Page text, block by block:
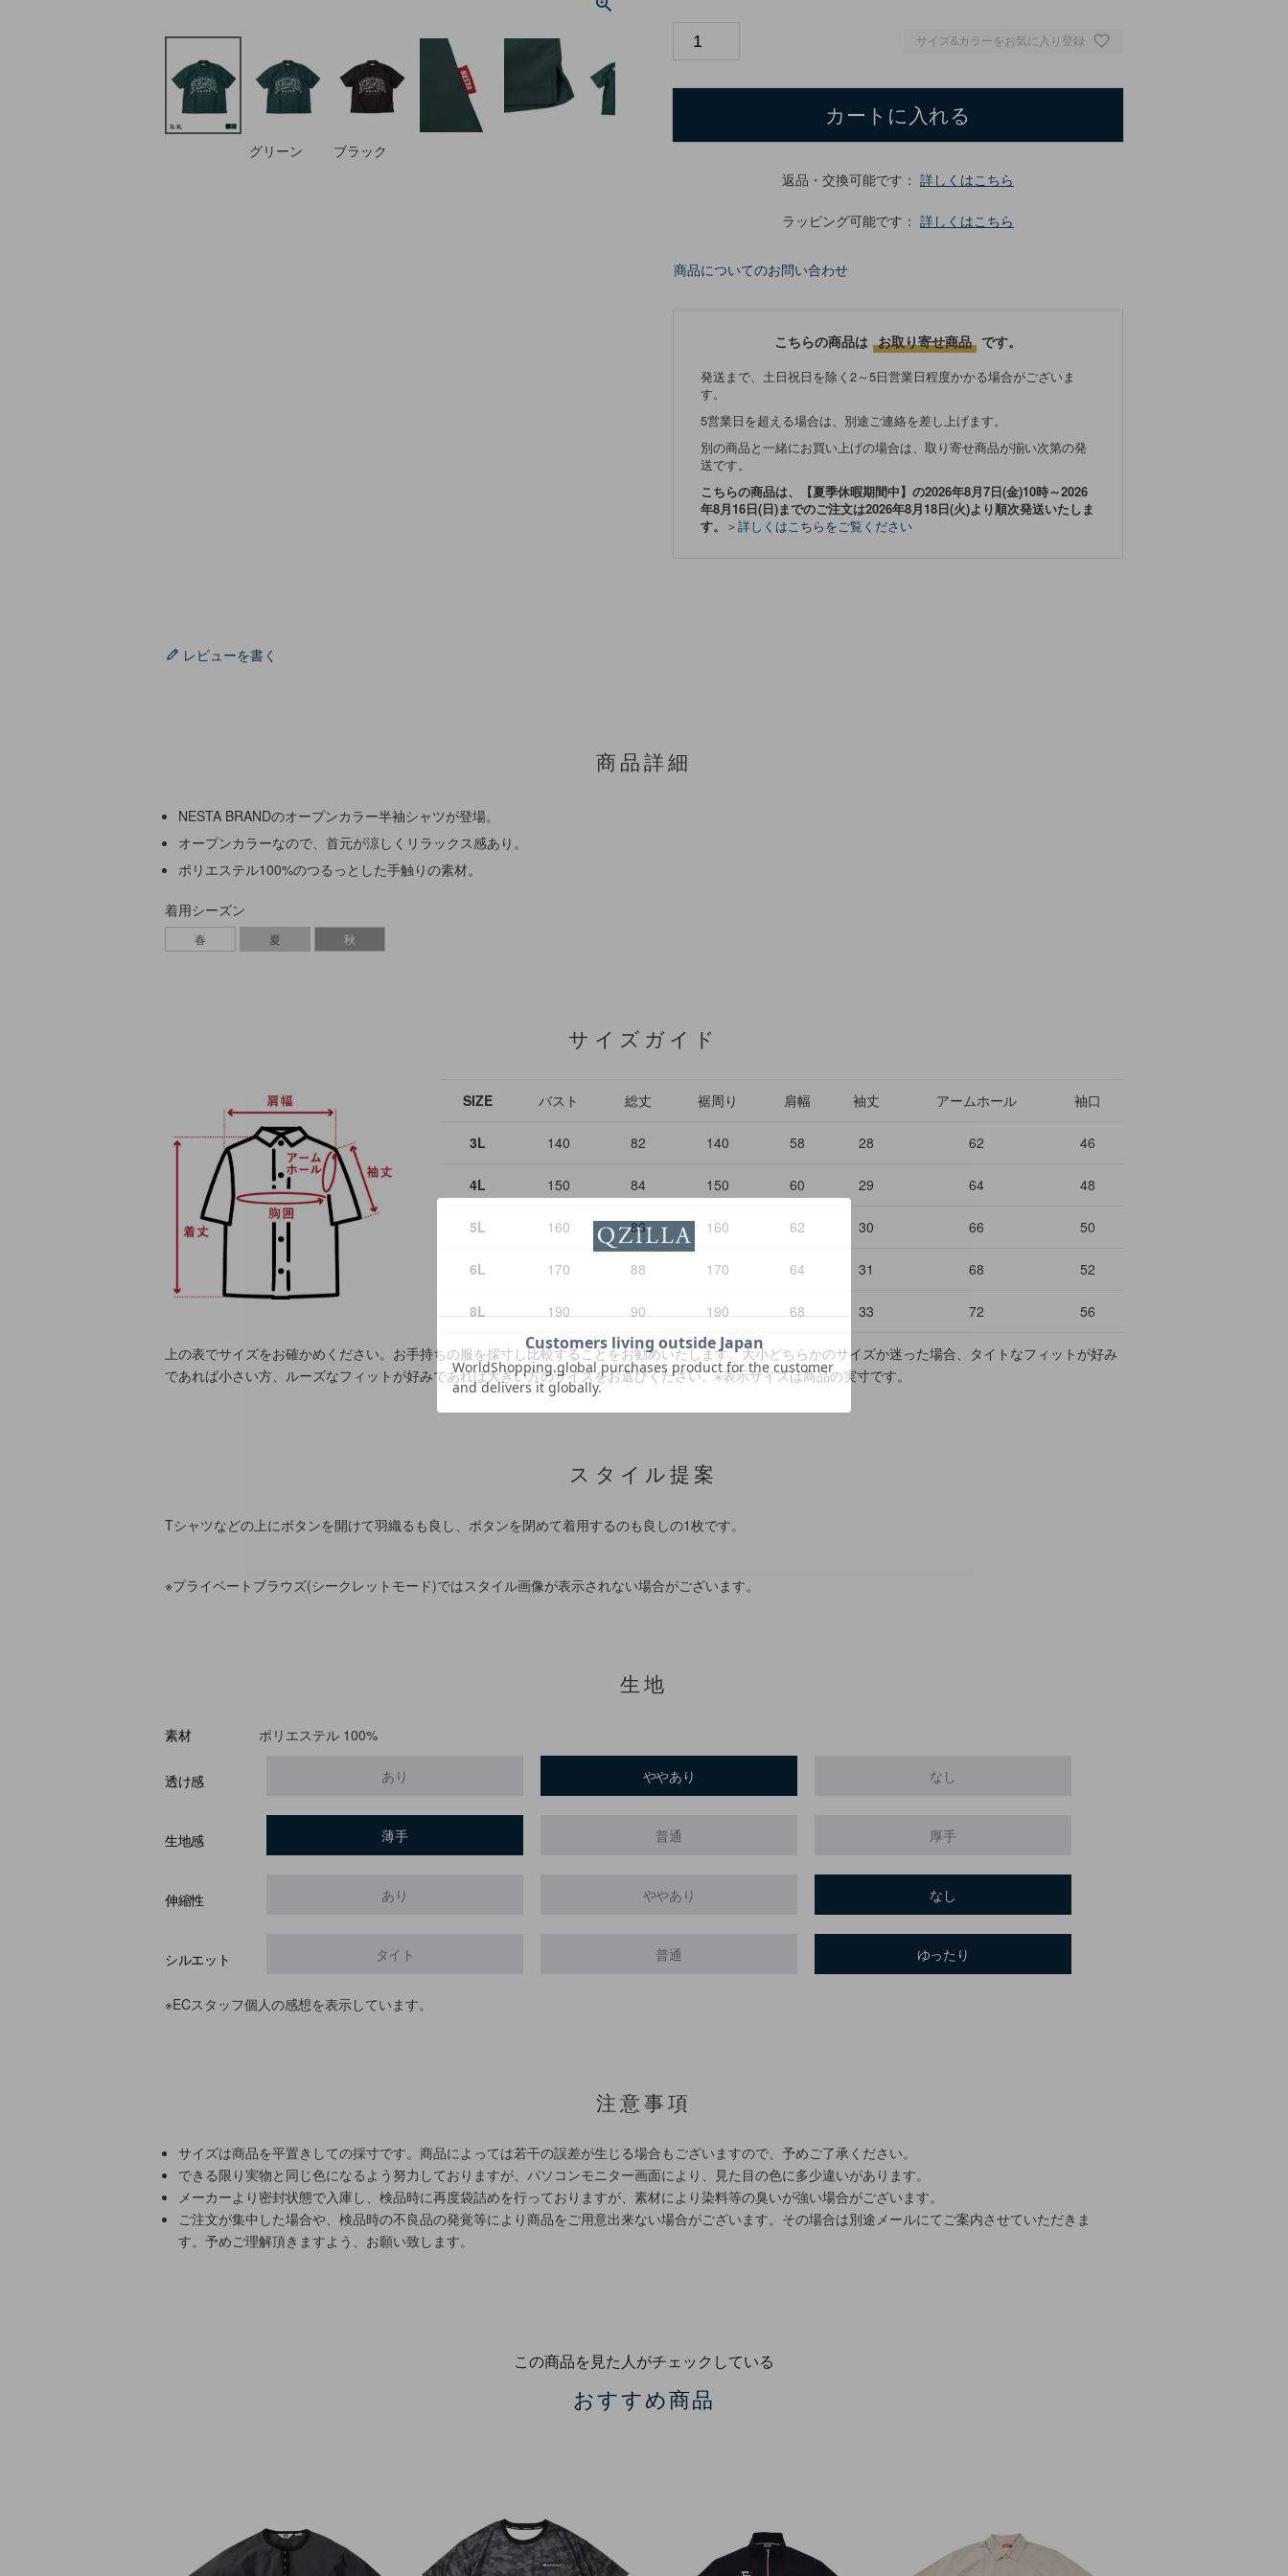
グリーン ブラック
サイズ&カラーをお気に入り登録
カートに入れる
返品・交換可能です： 詳しくはこちら
ラッピング可能です： 詳しくはこちら
商品についてのお問い合わせ
こちらの商品は お取り寄せ商品 です。
発送まで、土日祝日を除く2～5日営業日程度かかる場合がございま
す。
5営業日を超える場合は、別途ご連絡を差し上げます。
別の商品と一緒にお買い上げの場合は、取り寄せ商品が揃い次第の発
送です。
こちらの商品は、【夏季休暇期間中】の2026年8月7日(金)10時～2026
年8月16日(日)までのご注文は2026年8月18日(火)より順次発送いたしま
す。 ＞詳しくはこちらをご覧ください
レビューを書く
商品詳細
NESTA BRANDのオープンカラー半袖シャツが登場。
オープンカラーなので、首元が涼しくリラックス感あり。
ポリエステル100%のつるっとした手触りの素材。
着用シーズン
春 夏 秋
サイズガイド
SIZE バスト 総丈 裾周り 肩幅 袖丈 アームホール 袖口
3L 140 82 140 58 28 62 46
4L 150 84 150 60 29 64 48
5L 160 86 160 62 30 66 50
6L 170 88 170 64 31 68 52
8L 190 90 190 68 33 72 56
上の表でサイズをお確かめください。お手持ちの服を採寸し比較することをお勧めいたします。大小どちらかのサイズか迷った場合、タイトなフィットが好み
であれば小さい方、ルーズなフィットが好みであれば大きい方のサイズをお選びください。※表示サイズは商品の実寸です。
スタイル提案
Tシャツなどの上にボタンを開けて羽織るも良し、ボタンを閉めて着用するのも良しの1枚です。
※プライベートブラウズ(シークレットモード)ではスタイル画像が表示されない場合がございます。
生地
素材 ポリエステル 100%
透け感 あり ややあり なし
生地感 薄手 普通 厚手
伸縮性 あり ややあり なし
シルエット タイト 普通 ゆったり
※ECスタッフ個人の感想を表示しています。
注意事項
サイズは商品を平置きしての採寸です。商品によっては若干の誤差が生じる場合もございますので、予めご了承ください。
できる限り実物と同じ色になるよう努力しておりますが、パソコンモニター画面により、見た目の色に多少違いがあります。
メーカーより密封状態で入庫し、検品時に再度袋詰めを行っておりますが、素材により染料等の臭いが強い場合がございます。
ご注文が集中した場合や、検品時の不良品の発覚等により商品をご用意出来ない場合がございます。その場合は別途メールにてご案内させていただきま
す。予めご理解頂きますよう、お願い致します。
この商品を見た人がチェックしている
おすすめ商品